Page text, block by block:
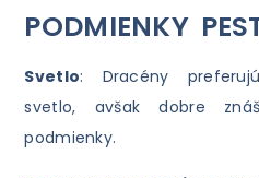
PODMIENKY
Svetlo: Dracény
svetlo, avšak dobre
podmienky.